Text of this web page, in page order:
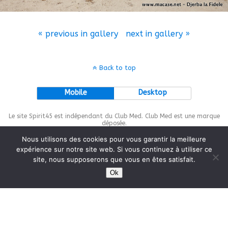
« previous in gallery next in gallery »
Back to top
Mobile Desktop
Le site Spirit45 est indépendant du Club Med. Club Med est une marque
déposée.
This site is protected bywp-copyrightpro.com
Nous utilisons des cookies pour vous garantir la meilleure
expérience sur notre site web. Si vous continuez à utiliser ce
site, nous supposerons que vous en êtes satisfait.
Ok